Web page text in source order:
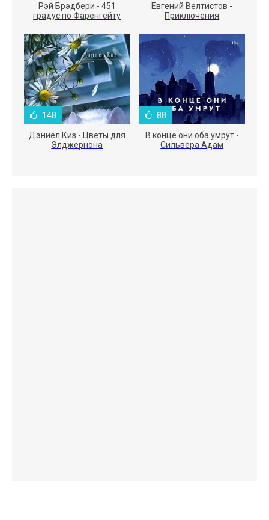
Рэй Брэдбери - 451
градус по Фаренгейту
Евгений Велтистов -
Приключения
Электроника
148
Дэниел Киз - Цветы для
Элджернона
88
В конце они оба умрут -
Сильвера Адам